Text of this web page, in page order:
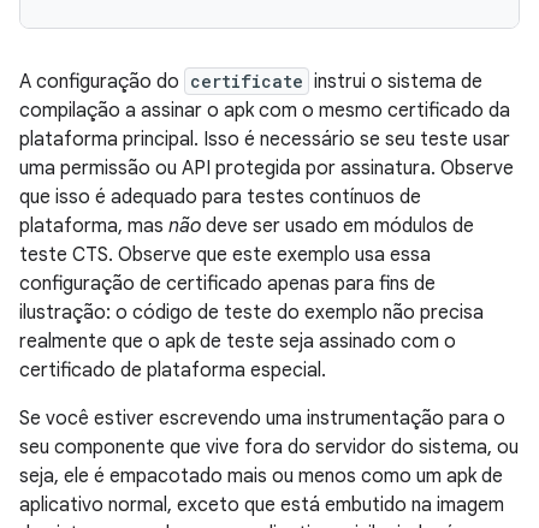
A configuração do certificate instrui o sistema de
compilação a assinar o apk com o mesmo certificado da
plataforma principal. Isso é necessário se seu teste usar
uma permissão ou API protegida por assinatura. Observe
que isso é adequado para testes contínuos de
plataforma, mas não deve ser usado em módulos de
teste CTS. Observe que este exemplo usa essa
configuração de certificado apenas para fins de
ilustração: o código de teste do exemplo não precisa
realmente que o apk de teste seja assinado com o
certificado de plataforma especial.
Se você estiver escrevendo uma instrumentação para o
seu componente que vive fora do servidor do sistema, ou
seja, ele é empacotado mais ou menos como um apk de
aplicativo normal, exceto que está embutido na imagem